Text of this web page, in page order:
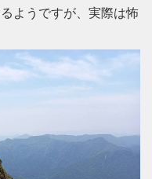
ようですが、実際は怖